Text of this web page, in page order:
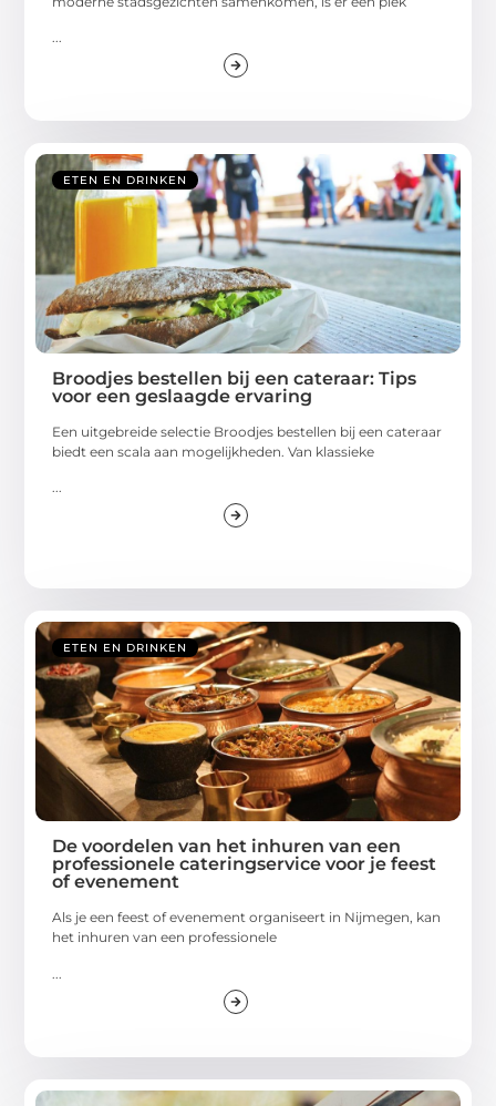
...
ETEN EN DRINKEN
Broodjes bestellen bij een cateraar: Tips
voor een geslaagde ervaring
Een uitgebreide selectie Broodjes bestellen bij een cateraar
biedt een scala aan mogelijkheden. Van klassieke
...
ETEN EN DRINKEN
De voordelen van het inhuren van een
professionele cateringservice voor je feest
of evenement
Als je een feest of evenement organiseert in Nijmegen, kan
het inhuren van een professionele